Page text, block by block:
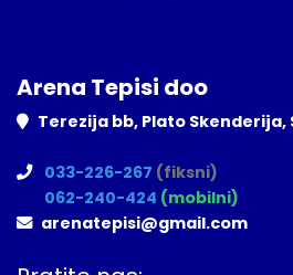
Arena Tepisi doo
Terezija bb, Plato Skenderija,
033-226-267 (fiksni)
062-240-424 (mobilni)
arenatepisi@gmail.com